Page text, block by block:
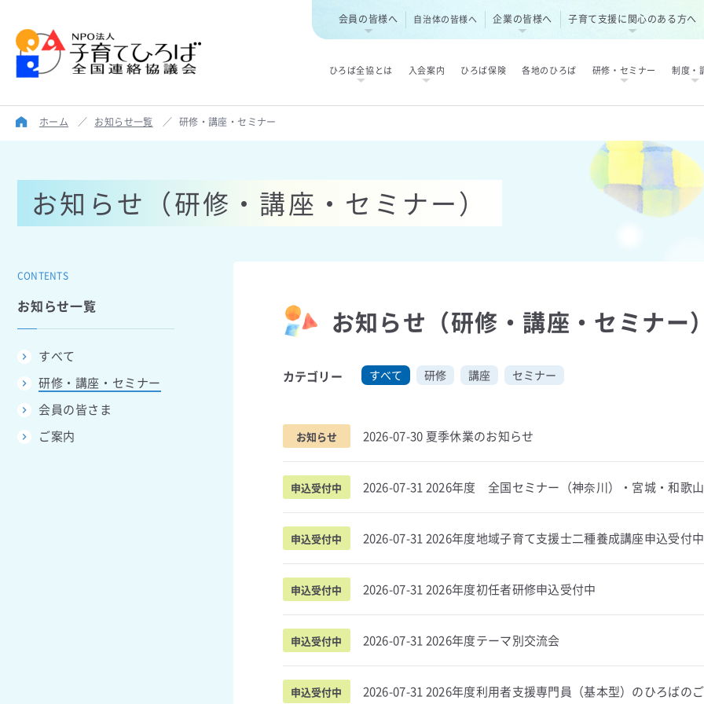
会員の皆様へ 自治体の皆様へ 企業の皆様へ 子育て支援に関心のある方へ
ひろば全協とは 入会案内 ひろば保険 各地のひろば 研修・セミナー 制度・
ホーム ／ お知らせ一覧 ／ 研修・講座・セミナー
お知らせ（研修・講座・セミナー）
お知らせ（研修・講座・セミナー）
カテゴリー すべて 研修 講座 セミナー
お知らせ 2026-07-30 夏季休業のお知らせ
申込受付中 2026-07-31 2026年度 全国セミナー（神奈川）・宮城・和歌
申込受付中 2026-07-31 2026年度地域子育て支援士二種養成講座申込受付中
申込受付中 2026-07-31 2026年度初任者研修申込受付中
申込受付中 2026-07-31 2026年度テーマ別交流会
申込受付中 2026-07-31 2026年度利用者支援専門員（基本型）のひろばの
CONTENTS
お知らせ一覧
すべて
研修・講座・セミナー
会員の皆さま
ご案内